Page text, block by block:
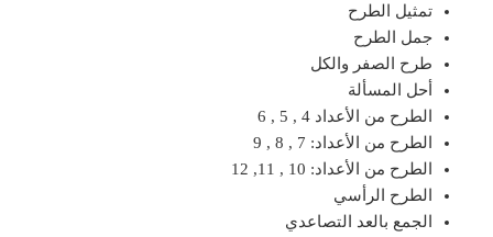
تمثيل الطرح
جمل الطرح
طرح الصفر والكل
أحل المسألة
الطرح من الأعداد 4 , 5 , 6
الطرح من الأعداد: 7 , 8 , 9
الطرح من الأعداد: 10 , 11, 12
الطرح الرأسي
الجمع بالعد التصاعدي